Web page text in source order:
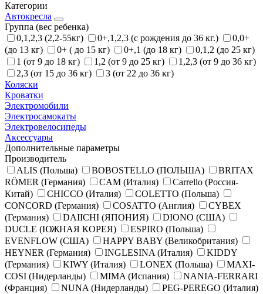
Категории
Автокресла
Группа (вес ребенка)
0,1,2,3 (2,2-55кг)
0+,1,2,3 (с рождения до 36 кг.)
0,0+
(до 13 кг)
0+ ( до 15 кг) 0+,1 (до 18 кг)
0,1,2 (до 25 кг)
1 (от 9 до 18 кг)
1,2 (от 9 до 25 кг)
1,2,3 (от 9 до 36 кг)
2,3 (от 15 до 36 кг)
3 (от 22 до 36 кг)
Коляски
Кроватки
Электромобили
Электросамокаты
Электровелосипеды
Аксессуары
Дополнительные параметры
Производитель
ALIS (Польша)
BOBOSTELLO (ПОЛЬША)
BRITAX
RÖMER (Германия)
CAM (Италия)
Carrello (Россия-
Китай)
CHICCO (Италия)
COLETTO (Польша)
CONCORD (Германия)
COSATTO (Англия)
CYBEX
(Германия)
DAIICHI (ЯПОНИЯ)
DIONO (США)
DUCLE (ЮЖНАЯ КОРЕЯ)
ESPIRO (Польша)
EVENFLOW (США)
HAPPY BABY (Великобритания)
HEYNER (Германия)
INGLESINA (Италия)
KIDDY
(Германия)
KIWY (Италия) LONEX (Польша)
MAXI-
COSI (Нидерланды)
MIMA (Испания)
NANIA-FERRARI
(Франция)
NUNA (Нидерланды)
PEG-PEREGO (Италия)